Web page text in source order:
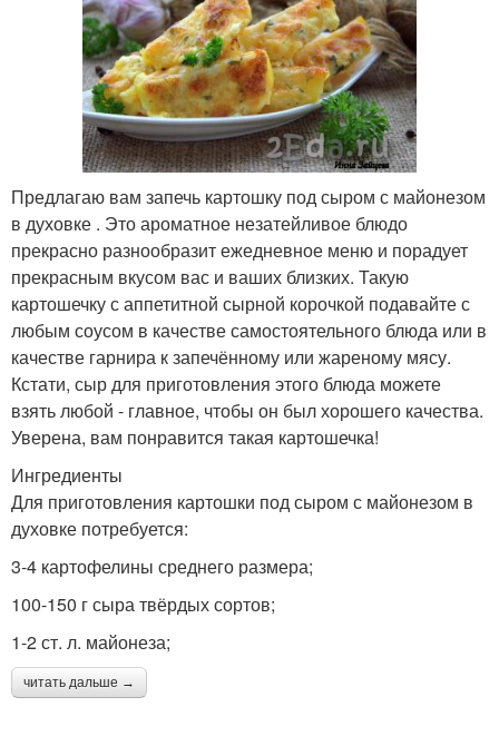
Предлагаю вам запечь картошку под сыром с майонезом
в духовке . Это ароматное незатейливое блюдо
прекрасно разнообразит ежедневное меню и порадует
прекрасным вкусом вас и ваших близких. Такую
картошечку с аппетитной сырной корочкой подавайте с
любым соусом в качестве самостоятельного блюда или в
качестве гарнира к запечённому или жареному мясу.
Кстати, сыр для приготовления этого блюда можете
взять любой - главное, чтобы он был хорошего качества.
Уверена, вам понравится такая картошечка!
Ингредиенты
Для приготовления картошки под сыром с майонезом в
духовке потребуется:
3-4 картофелины среднего размера;
100-150 г сыра твёрдых сортов;
1-2 ст. л. майонеза;
читать дальше →